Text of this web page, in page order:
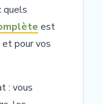
quels
est
et pour vos
: vous